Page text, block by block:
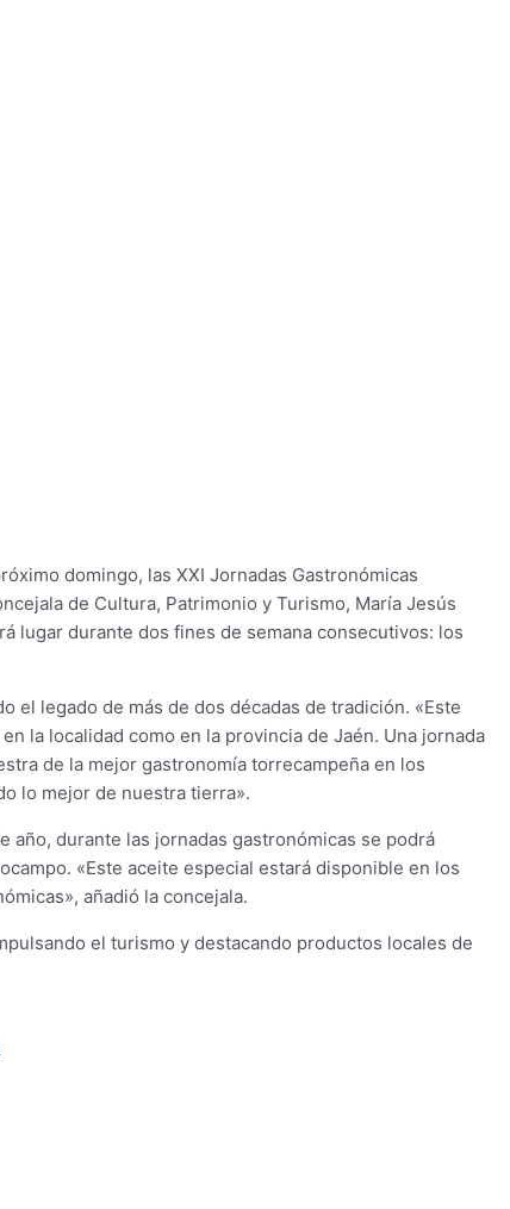
domingo, las XXI Jornadas Gastronómicas
de Cultura, Patrimonio y Turismo, María Jesús
lugar durante dos fines de semana consecutivos: los
el legado de más de dos décadas de tradición. «Este
la localidad como en la provincia de Jaén. Una jornada
de la mejor gastronomía torrecampeña en los
lo mejor de nuestra tierra».
año, durante las jornadas gastronómicas se podrá
«Este aceite especial estará disponible en los
añadió la concejala.
el turismo y destacando productos locales de